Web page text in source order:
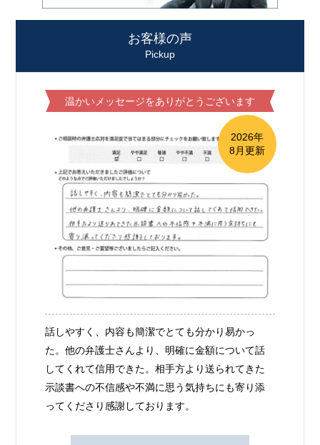
お客様の声
Pickup
温かいメッセージをありがとうございます
2026年
8月更新
話しやすく、内容も簡潔でとても分かり易かっ
た。他の弁護士さんより、明確に金額について話
してくれて信用できた。相手方より送られてきた
示談書への不信感や不満に思う気持ちにも寄り添
ってくださり感謝しております。